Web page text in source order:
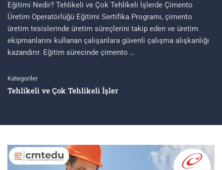
Eğitimi Nedir? Tehlikeli ve Çok Tehlikeli İşlerde Çimento
Üretim Operatörlüğü Eğitimi Sertifika Programı, çimento
üretim tesislerinde üretim süreçlerini takip eden ve üretim
ekipmanlarını kullanan çalışanlara güvenli çalışma alışkanlığı
kazandırır. Eğitim sürecinde çimento …
Kategoriler
Tehlikeli ve Çok Tehlikeli İşler